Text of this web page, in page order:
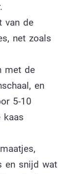
van de
net zoals
met de
en
5-10
kaas
en snijd wat